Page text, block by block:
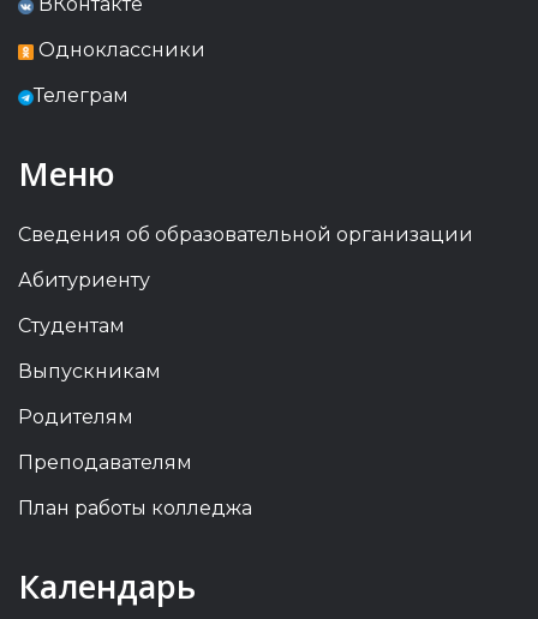
ВКонтакте
Одноклассники
Телеграм
Меню
Сведения об образовательной организации
Абитуриенту
Студентам
Выпускникам
Родителям
Преподавателям
План работы колледжа
Календарь
Previous
Year
Previous
Month
YearMonth